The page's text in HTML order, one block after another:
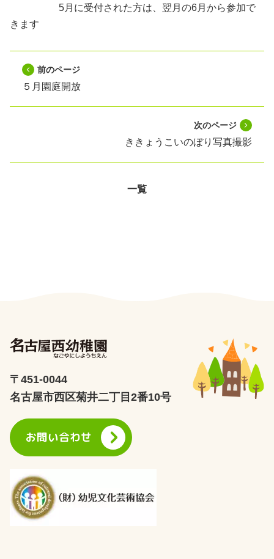
5月に受付された方は、翌月の6月から参加で
きます
前のページ
５月園庭開放
次のページ
ききょうこいのぼり写真撮影
一覧
〒451-0044
名古屋市西区菊井二丁目2番10号
お問い合わせ